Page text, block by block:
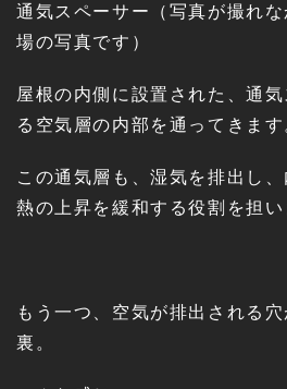
通気スペーサー（写真が撮れ
場の写真です）
屋根の内側に設置された、通
る空気層の内部を通ってきます
この通気層も、湿気を排出し、
熱の上昇を緩和する役割を担い
もう一つ、空気が排出される
裏。